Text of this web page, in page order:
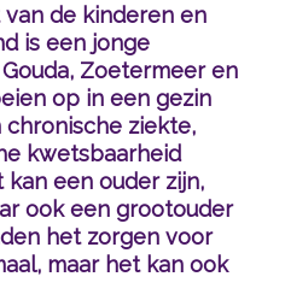
de kinderen en
is een jonge
Zoetermeer en
op in een gezin
ziekte,
kwetsbaarheid
een ouder zijn,
ook een grootouder
het zorgen voor
maar het kan ook